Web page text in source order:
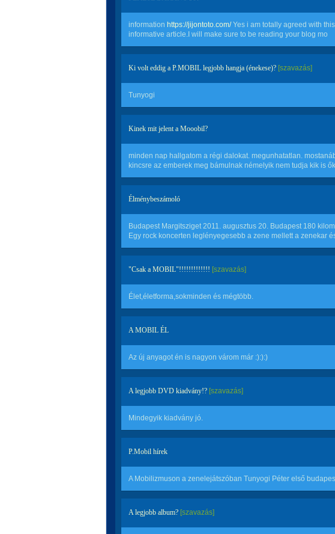
information https://jijontoto.com/Yes i am totally agreed with
informative article.I will make sure to be reading your blog mo
Ki volt eddig a P.MOBIL legjobb hangja (énekese)? [szavazás]
Tunyogi
Kinek mit jelent a Mooobil?
minden nap hallgatom a régi dalokat. megunhatatlan.
kincsre az emberek meg bámulnak némelyik nem tudja kik is ők
Élménybeszámoló
Budapest Margitsziget 2011. augusztus 20. Budapest 180
Egy rock koncerten leglényegesebb a zene mellett a zenekar
"Csak a MOBIL"!!!!!!!!!!!!! [szavazás]
Élet,életforma,sokminden és mégtöbb.
A MOBIL ÉL
Az új anyagot én is nagyon várom már :):):)
A legjobb DVD kiadvány!? [szavazás]
Mindegyik kiadvány jó.
P.Mobil hírek
A Mobilizmuson a zenelejátszóban Tunyogi Péter első
A legjobb album? [szavazás]